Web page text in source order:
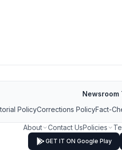
Newsroom
PolicyCorrections PolicyFact-
About Contact UsPolicies
GET IT ON Google Play